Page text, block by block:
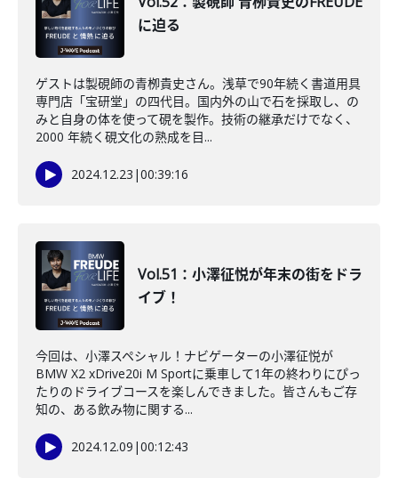
に迫る
ゲストは製硯師の青栁貴史さん。浅草で90年続く書道用具
専門店「宝研堂」の四代目。国内外の山で石を採取し、の
みと自身の体を使って硯を製作。技術の継承だけでなく、
2000 年続く硯文化の熟成を目...
2024.12.23 |00:39:16
Vol.51：小澤征悦が年末の街をドラ
イブ！
今回は、小澤スペシャル！ナビゲーターの小澤征悦が
BMW X2 xDrive20i M Sportに乗車して1年の終わりにぴっ
たりのドライブコースを楽しんできました。皆さんもご存
知の、ある飲み物に関する...
2024.12.09 |00:12:43